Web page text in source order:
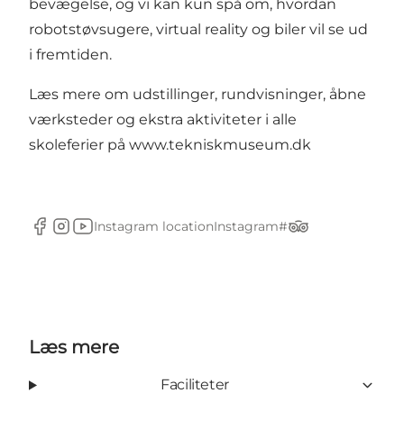
bevægelse, og vi kan kun spå om, hvordan
robotstøvsugere, virtual reality og biler vil se ud
i fremtiden.
Læs mere om udstillinger, rundvisninger, åbne
værksteder og ekstra aktiviteter i alle
skoleferier på www.tekniskmuseum.dk
Facebook
Instagram
YouTube
Instagram locationInstagram#
TripAdvisor
Læs mere
Faciliteter